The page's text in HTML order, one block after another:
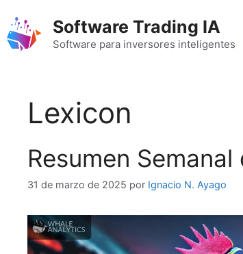
contenido
Software Trading IA
Software para inversores inteligentes
Lexicon
Resumen
31 de marzo de 2025 por Ignacio N. Ayago